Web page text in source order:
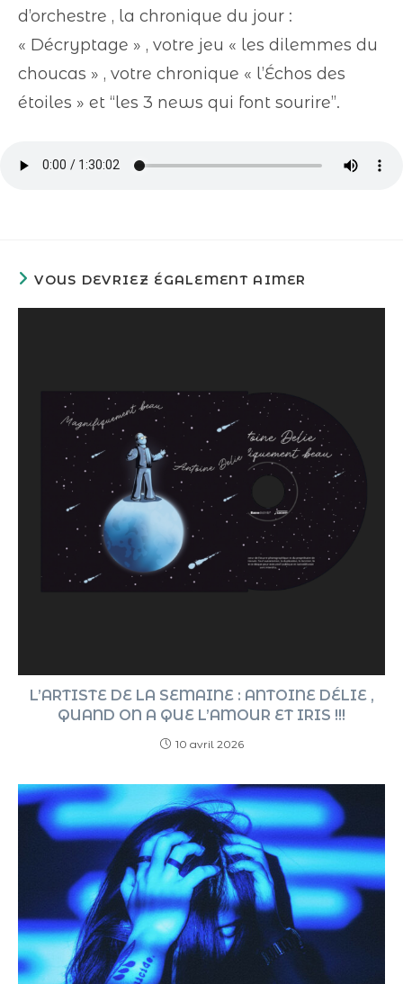
d’orchestre , la chronique du jour :
« Décryptage » , votre jeu « les dilemmes du
choucas » , votre chronique « l’Échos des
étoiles » et “les 3 news qui font sourire”.
VOUS DEVRIEZ ÉGALEMENT AIMER
L’ARTISTE DE LA SEMAINE : ANTOINE DÉLIE ,
QUAND ON A QUE L’AMOUR ET IRIS !!!
10 avril 2026